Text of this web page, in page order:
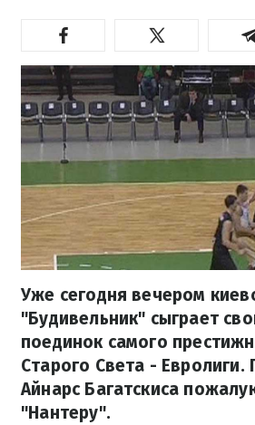
Уже сегодня вечером
"Будивельник" сыграет
поединок самого
Старого Света -
Айнарс Багатскиса
"Нантеру".